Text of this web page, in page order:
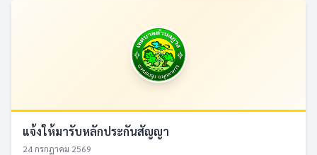
แจ้งให้มารับหลักประกันสัญญา
24 กรกฎาคม 2569